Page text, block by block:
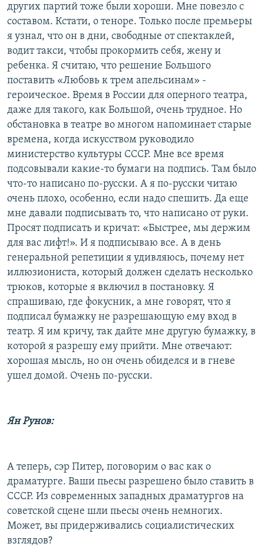
других партий тоже были хороши. Мне повезло с
составом. Кстати, о теноре. Только после премьеры
я узнал, что он в дни, свободные от спектаклей,
водит такси, чтобы прокормить себя, жену и
ребенка. Я считаю, что решение Большого
поставить «Любовь к трем апельсинам» -
героическое. Время в России для оперного театра,
даже для такого, как Большой, очень трудное. Но
обстановка в театре во многом напоминает старые
времена, когда искусством руководило
министерство культуры СССР. Мне все время
подсовывали какие-то бумаги на подпись. Там было
что-то написано по-русски. А я по-русски читаю
очень плохо, особенно, если надо спешить. Да еще
мне давали подписывать то, что написано от руки.
Просят подписать и кричат: «Быстрее, мы держим
для вас лифт!». И я подписываю все. А в день
генеральной репетиции я удивляюсь, почему нет
иллюзиониста, который должен сделать несколько
трюков, которые я включил в постановку. Я
спрашиваю, где фокусник, а мне говорят, что я
подписал бумажку не разрешающую ему вход в
театр. Я им кричу, так дайте мне другую бумажку, в
которой я разрешу ему прийти. Мне отвечают:
хорошая мысль, но он очень обиделся и в гневе
ушел домой. Очень по-русски.
Ян Рунов:
А теперь, сэр Питер, поговорим о вас как о
драматурге. Ваши пьесы разрешено было ставить в
СССР. Из современных западных драматургов на
советской сцене шли пьесы очень немногих.
Может, вы придерживались социалистических
взглядов?